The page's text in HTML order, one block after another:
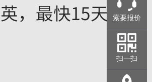
索要报价
扫一扫